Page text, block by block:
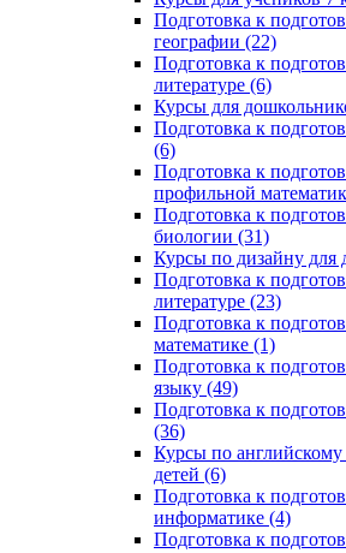
Подготовка к
географии (22)
Подготовка к
литературе (6)
Курсы для
Подготовка к
(6)
Подготовка к
профильной
Подготовка к
биологии (31)
Курсы по дизайну для
Подготовка к
литературе (23)
Подготовка к
математике (1)
Подготовка к
языку (49)
Подготовка к
(36)
Курсы по
детей (6)
Подготовка к
информатике (4)
Подготовка к